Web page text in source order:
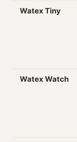
Watex Tiny
Watex Watch